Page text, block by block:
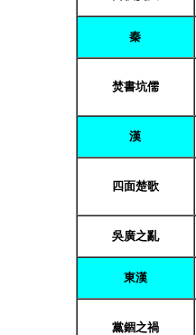
秦
焚書坑儒
漢
四面楚歌
吳廣之亂
東漢
黨錮之禍